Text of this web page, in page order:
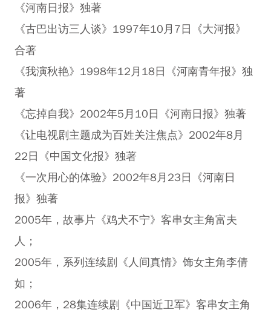
《河南日报》独著
《古巴出访三人谈》1997年10月7日《大河报》
合著
《我演秋艳》1998年12月18日《河南青年报》独
著
《忘掉自我》2002年5月10日《河南日报》独著
《让电视剧主题成为百姓关注焦点》2002年8月
22日《中国文化报》独著
《一次用心的体验》2002年8月23日《河南日
报》独著
2005年，故事片《鸡犬不宁》客串女主角富夫
人；
2005年，系列连续剧《人间真情》饰女主角李倩
如；
2006年，28集连续剧《中国近卫军》客串女主角